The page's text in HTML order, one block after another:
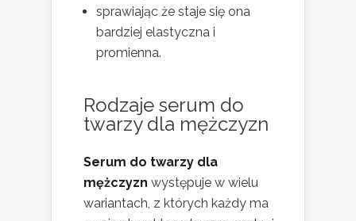
sprawiając że staje się ona
bardziej elastyczna i
promienna.
Rodzaje serum do
twarzy dla mężczyzn
Serum do twarzy dla
mężczyzn występuje w wielu
wariantach, z których każdy ma